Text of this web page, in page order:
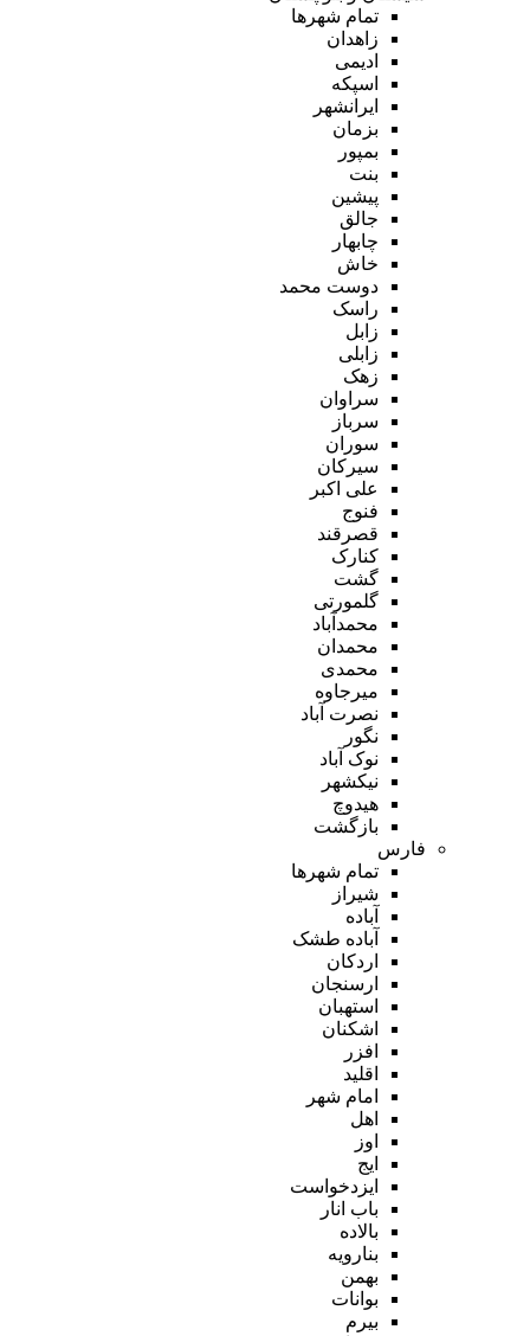
تمام شهر‌ها
زاهدان
ادیمی
اسپکه
ایرانشهر
بزمان
بمپور
بنت
پیشین
جالق
چابهار
خاش
دوست محمد
راسک
زابل
زابلی
زهک
سراوان
سرباز
سوران
سیرکان
علی اکبر
فنوج
قصرقند
کنارک
گشت
گلمورتی
محمدآباد
محمدان
محمدی
میرجاوه
نصرت آباد
نگور
نوک آباد
نیکشهر
هیدوچ
بازگشت
فارس
تمام شهر‌ها
شیراز
آباده
آباده طشک
اردکان
ارسنجان
استهبان
اشکنان
افزر
اقلید
امام شهر
اهل
اوز
ایج
ایزدخواست
باب انار
بالاده
بنارویه
بهمن
بوانات
بیرم